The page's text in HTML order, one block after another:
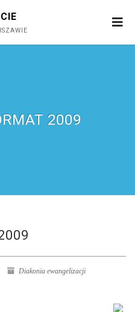
2009
Diakonia ewangelizacji